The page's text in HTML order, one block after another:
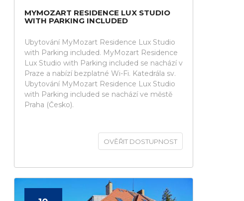
MYMOZART RESIDENCE LUX STUDIO
WITH PARKING INCLUDED
Ubytování MyMozart Residence Lux Studio
with Parking included. MyMozart Residence
Lux Studio with Parking included se nachází v
Praze a nabízí bezplatné Wi-Fi. Katedrála sv.
Ubytování MyMozart Residence Lux Studio
with Parking included se nachází ve městě
Praha (Česko).
OVĚŘIT DOSTUPNOST